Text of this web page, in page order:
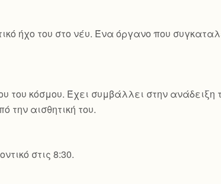
ήχο του στο νέυ. Ένα όργανο που
κόσμου. Έχει συμβάλλει στην ανάδειξη
την αισθητική του.
στις 8:30.